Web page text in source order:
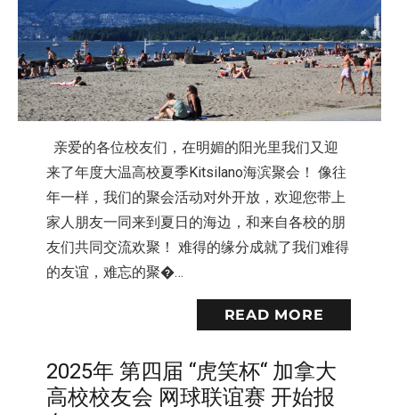
亲爱的各位校友们，在明媚的阳光里我们又迎
来了年度大温高校夏季Kitsilano海滨聚会！ 像往
年一样，我们的聚会活动对外开放，欢迎您带上
家人朋友一同来到夏日的海边，和来自各校的朋
友们共同交流欢聚！ 难得的缘分成就了我们难得
的友谊，难忘的聚�…
READ MORE
2025年 第四届 “虎笑杯“ 加拿大
高校校友会 网球联谊赛 开始报